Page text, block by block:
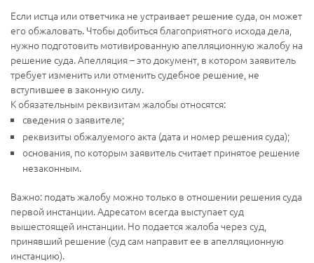
Если истца или ответчика не устраивает решение суда, он может
его обжаловать. Чтобы добиться благоприятного исхода дела,
нужно подготовить мотивированную апелляционную жалобу на
решение суда. Апелляция – это документ, в котором заявитель
требует изменить или отменить судебное решение, не
вступившее в законную силу.
К обязательным реквизитам жалобы относятся:
сведения о заявителе;
реквизиты обжалуемого акта (дата и номер решения суда);
основания, по которым заявитель считает принятое решение
незаконным.
Важно: подать жалобу можно только в отношении решения суда
первой инстанции. Адресатом всегда выступает суд
вышестоящей инстанции. Но подается жалоба через суд,
принявший решение (суд сам направит ее в апелляционную
инстанцию).